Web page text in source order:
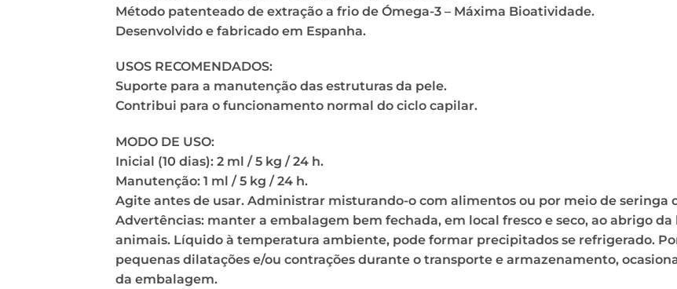
Método patenteado de extração a frio de Ómega-3 – Máxima Bioatividade.
Desenvolvido e fabricado em Espanha.
USOS RECOMENDADOS:
Suporte para a manutenção das estruturas da pele.
Contribui para o funcionamento normal do ciclo capilar.
MODO DE USO:
Inicial (10 dias): 2 ml / 5 kg / 24 h.
Manutenção: 1 ml / 5 kg / 24 h.
Agite antes de usar. Administrar misturando-o com alimentos ou por meio de seringa
Advertências: manter a embalagem bem fechada, em local fresco e seco, ao abrigo
animais. Líquido à temperatura ambiente, pode formar precipitados se refrigerado.
pequenas dilatações e/ou contrações durante o transporte e armazenamento,
da embalagem.